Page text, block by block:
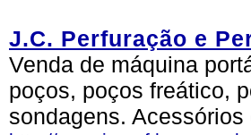
J.C. Perfuração e
Venda de máquina
poços, poços freático,
sondagens.